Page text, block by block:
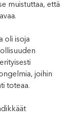
muistuttaa, että
oli isoja
joihin
toteaa.